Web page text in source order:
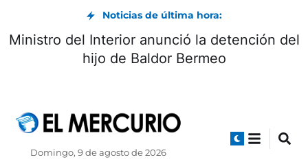
Noticias de última hora:
Ministro del Interior anunció la detención del
hijo de Baldor Bermeo
Domingo, 9 de agosto de 2026